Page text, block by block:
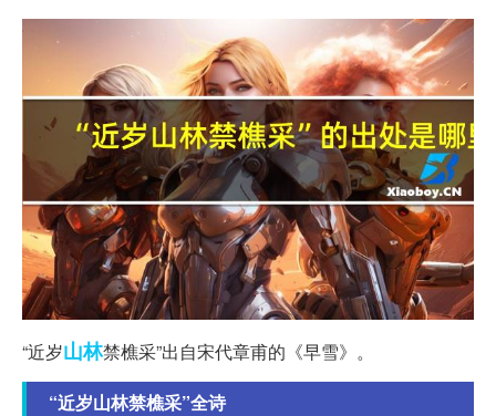
“近岁山林禁樵采”出自宋代章甫的《早雪》。
“近岁山林禁樵采”全诗